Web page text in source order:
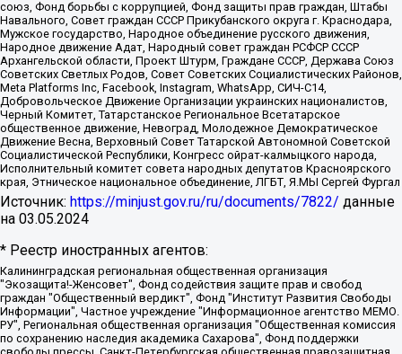
союз, Фонд борьбы с коррупцией, Фонд защиты прав граждан, Штабы
Навального, Совет граждан СССР Прикубанского округа г. Краснодара,
Мужское государство, Народное объединение русского движения,
Народное движение Адат, Народный совет граждан РСФСР СССР
Архангельской области, Проект Штурм, Граждане СССР, Держава Союз
Советских Светлых Родов, Совет Советских Социалистических Районов,
Meta Platforms Inc, Facebook, Instagram, WhatsApp, СИЧ-С14,
Добровольческое Движение Организации украинских националистов,
Черный Комитет, Татарстанское Региональное Всетатарское
общественное движение, Невоград, Молодежное Демократическое
Движение Весна, Верховный Совет Татарской Автономной Советской
Социалистической Республики, Конгресс ойрат-калмыцкого народа,
Исполнительный комитет совета народных депутатов Красноярского
края, Этническое национальное объединение, ЛГБТ, Я.МЫ Сергей Фургал
Источник: https://minjust.gov.ru/ru/documents/7822/ данные
на 03.05.2024
* Реестр иностранных агентов:
Калининградская региональная общественная организация "Экозащита!-Женсовет", Фонд содействия защите прав и свобод граждан "Общественный вердикт", Фонд "Институт Развития Свободы Информации", Частное учреждение "Информационное агентство МЕМО. РУ", Региональная общественная организация "Общественная комиссия по сохранению наследия академика Сахарова", Фонд поддержки свободы прессы, Санкт-Петербургская общественная правозащитная организация "Гражданский контроль", Межрегиональная общественная организация "Информационно-просветительский центр "Мемориал", Региональный Фонд "Центр Защиты Прав Средств Массовой Информации", с 05.12.2023 Фонд "Центр Защиты Прав Средств массовой информации", Региональная общественная благотворительная организация помощи беженцам и мигрантам "Гражданское содействие", Негосударственное образовательное учреждение дополнительного профессионального образования (повышение квалификации) специалистов "АКАДЕМИЯ ПО ПРАВАМ ЧЕЛОВЕКА", Свердловская региональная общественная организация "Сутяжник", Автономная некоммерческая организация "Центр независимых социологических исследований", Союз общественных объединений "Российский исследовательский центр по правам человека", Региональное общественное учреждение научно-информационный центр "МЕМОРИАЛ", Некоммерческая организация "Фонд защиты гласности", Автономная некоммерческая организация "Институт прав человека", Городская общественная организация "Екатеринбургское общество "МЕМОРИАЛ", Городская общественная организация "Рязанское историко-просветительское и правозащитное общество "Мемориал" (Рязанский Мемориал), Челябинский региональный орган общественной самодеятельности – женское общественное объединение "Женщины Евразии", Челябинский региональный орган общественной самодеятельности "Уральская правозащитная группа", Фонд содействия защите здоровья и социальной справедливости имени Андрея Рылькова, Автономная Некоммерческая Организация "Аналитический Центр Юрия Левады", Автономная некоммерческая организация социальной поддержки населения "Проект Апрель", Региональная общественная организация помощи женщинам и детям, находящимся в кризисной ситуации "Информационно-методический центр "Анна", Фонд содействия развитию массовых коммуникаций и правовому просвещению "Так-так-Так", Фонд содействия устойчивому развитию "Серебряная тайга", Свердловский региональный общественный фонд социальных проектов "Новое время", "Idel.Реалии", Кавказ.Реалии, Крым.Реалии, Телеканал Настоящее Время, Татаро-башкирская служба Радио Свобода (Azatliq Radiosi), Радио Свободная Европа/Радио Свобода (PCE/PC), "Сибирь.Реалии", "Фактограф", Благотворительный фонд помощи осужденным и их семьям, Автономная некоммерческая организация "Институт глобализации и социальных движений", Фонд "В защиту прав заключенных", Частное учреждение "Центр поддержки и содействия развитию средств массовой информации", Пензенский региональный общественный благотворительный фонд "Гражданский союз", "Север.Реалии", Некоммерческая организация Фонд "Правовая инициатива", Общество с ограниченной ответственностью "Радио Свободная Европа/Радио Свобода", Чешское информационное агентство "MEDIUM-ORIENT", Красноярская региональная общественная организация "Мы против СПИДа", Камалягин Денис Николаевич, Маркелов Сергей Евгеньевич, Пономарев Лев Александрович, Савицкая Людмила Алексеевна, Автономная некоммерческая организация "Центр по работе с проблемой насилия "НАСИЛИЮ.НЕТ", Межрегиональный профессиональный союз работников здравоохранения "Альянс врачей", Юридическое лицо, зарегистрированное в Латвийской Республике, SIA "Medusa Project" (регистрационный номер 40103797863, дата регистрации 10.06.2014), Некоммерческая организация "Фонд по борьбе с коррупцией", Автономная некоммерческая организация "Институт права и публичной политики", Баданин Роман Сергеевич, Гликин Максим Александрович, Железнова Мария Михайловна, Лукьянова Юлия Сергеевна, Маетная Елизавета Витальевна, Маняхин Петр Борисович, Чуракова Ольга Владимировна, Ярош Юлия Петровна, Юридическое лицо "The Insider SIA", зарегистрированное в Риге, Латвийская Республика (дата регистрации 26.06.2015), являющееся администратором доменного имени интернет-издания "The Insider SIA", https://theins.ru, Постернак Алексей Евгеньевич, Рубин Михаил Аркадьевич, Анин Роман Александрович, Юридическое лицо Istories fonds, зарегистрированное в Латвийской Республике (регистрационный номер 50008295751, дата регистрации 24.02.2020), Великовский Дмитрий Александрович, Долинина Ирина Николаевна, Мароховская Алеся Алексеевна, Шлейнов Роман Юрьевич, Шмагун Олеся Валентиновна, Общество с ограниченной ответственностью "Альтаир 2021", Общество с ограниченной ответственностью "Вега 2021", Общество с ограниченной ответственностью "Главный редактор 2021", Общество с ограниченной ответственностью "Ромашки монолит", Важенков Артем Валерьевич, Ивановская областная общественная организация "Центр гендерных исследований", Гурман Юрий Альбертович, Медиапроект "ОВД-Инфо", Егоров Владимир Владимирович, Жилинский Владимир Александрович, Общество с ограниченной ответственностью "ЗП", Иванова София Юрьевна, Карезина Инна Павловна, Кильтау Екатерина Викторовна, Петров Алексей Викторович, Пискунов Сергей Евгеньевич, Смирнов Сергей Сергеевич, Тихонов Михаил Сергеевич, Общество с ограниченной ответственностью "ЖУРНАЛИСТ-ИНОСТРАННЫЙ АГЕНТ", Арапова Галина Юрьевна, Вольтская Татьяна Анатольевна, Американская компания "Mason G.E.S. Anonymous Foundation" (США), являющаяся владельцем интернет-издания https://mnews.world/, Компания "Stichting Bellingcat", зарегистрированная в Нидерландах (дата регистрации 11.07.2018), Захаров Андрей Вячеславович, Клепиковская Екатерина Дмитриевна, Общество с ограниченной ответственностью "МЕМО", Перл Роман Александрович, Симонов Евгений Алексеевич, Соловьева Елена Анатольевна, Сотников Даниил Владимирович, Сурначева Елизавета Дмитриевна, Автономная некоммерческая организация по защите прав человека и информированию населения "Якутия – Наше Мнение", Общество с ограниченной ответственностью "Москоу диджитал медиа", с 26.01.2023 Общество с ограниченной ответственностью "Чайка Белые сады", Ветошкина Валерия Валерьевна, Заговора Максим Александрович, Межрегиональное общественное движение "Российская ЛГБТ - сеть", Оленичев Максим Владимирович, Павлов Иван Юрьевич, Скворцова Елена Сергеевна, Общество с ограниченной ответственностью "Как бы инагент", Кочетков Игорь Викторович, Общество с ограниченной ответственностью "Честные выборы", Еланчик Олег Александрович, Общество с ограниченной ответственностью "Нобелевский призыв", Гималова Регина Эмилевна, Григорьев Андрей Валерьевич, Григорьева Алина Александровна, Ассоциация по содействию защите прав призывников, альтернативнослужащих и военнослужащих "Правозащитная группа "Гражданин.Армия.Право", Хисамова Регина Фаритовна, Автономная некоммерческая организация по реализации социально-правовых программ "Лилит", Дальневосточное общественное движение "Маяк", Санкт-Петербургская ЛГБТ-инициативная группа "Выход", Инициативная группа ЛГБТ+ "Реверс", Алексеев Андрей Викторович, Бекбулатова Таисия Львовна, Беляев Иван Михайлович, Владыкина Елена Сергеевна, Гельман Марат Александрович, Никульшина Вероника Юрьевна, Толоконникова Надежда Андреевна, Шендерович Виктор Анатольевич, Общество с ограниченной ответственностью "Данное сообщение", Общество с ограниченной ответственностью Издательский дом "Новая глава", Айнбиндер Александра Александровна, Московский комьюнити-центр для ЛГБТ+инициатив, Благотворительный фонд развития филантропии, Deutsche Welle (Германия, Kurt-Schumacher-Strasse 3, 53113 Bonn), Борзунова Мария Михайловна, Воробьев Виктор Викторович, Голубева Анна Львовна, Константинова Алла Михайловна, Малкова Ирина Владимировна, Мурадов Мурад Абдулгалимович, Осетинская Елизавета Николаевна, Понасенков Евгений Николаевич, Ганапольский Матвей Юрьевич, Киселев Евгений Алексеевич, Борухович Ирина Григорьевна, Дремин Иван Тимофеевич, Дубровский Дмитрий Викторович, Красноярская региональная общественная организация поддержки и развития альтернативных образовательных технологий и межкультурных коммуникаций "ИНТЕРРА", Маяковская Екатерина Алексеевна, Фейгин Марк Захарович, Филимонов Андрей Викторович, Дзугкоева Регина Николаевна, Доброхотов Роман Александрович, Дудь Юрий Александрович, Елкин Сергей Владимирович, Кругликов Кирилл Игоревич, Сабунаева Мария Леонидовна, Семенов Алексей Владимирович, Шаинян Карен Багратович, Шульман Екатерина Михайловна, Асафьев Артур Валерьевич, Вахштайн Виктор Семенович, Венедиктов Алексей Алексеевич, Лушникова Екатерина Евгеньевна, Волков Леонид Михайлович, Невзоров Александр Глебович, Пархоменко Сергей Борисович, Сироткин Ярослав Николаевич, Кара-Мурза Владимир Владимирович, Баранова Наталья Владимировна, Гозман Леонид Яковлевич, Кагарлицкий Борис Юльевич, Климарев Михаил Валерьевич, Милов Владимир Станиславович, Автономная некоммерческая организация Краснодарский центр современного искусства "Типография", Моргенштерн Алишер Тагирович, Соболь Любовь Эдуардовна, Общество с ограниченной ответственностью "ЛИЗА НОРМ", Каспаров Гарри Кимович, Ходорковский Михаил Борисович, Общество с ограниченной ответственностью "Апрельские тезисы", Данилович Ирина Брониславовна, Кашин Олег Владимирович, Петров Николай Владимирович, Пивоваров Алексей Владимирович, Соколов Михаил Владимирович, Цветкова Юлия Владимировна, Чичваркин Евгений Александрович, Комитет против пыток/Команда против пыток, Общество с ограниченной ответственностью "Первый научный", Общество с ограниченной ответственностью "Вертолет и ко", Белоцерковская Вероника Борисовна, Кац Максим Евгеньевич, Лазарева Татьяна Юрьевна, Шаведдинов Руслан Табризович, Яшин Илья Валерьевич, Общество с ограниченной ответственностью "Иноагент ААВ", Алешковский Дмитрий Петрович, Альбац Евгения Марковна, Быков Дмитрий Львович, Галямина Юлия Евгеньевна, Лойко Сергей Леонидович, Мартынов Кирилл Константинович, Медведев Сергей Александрович, Крашенинников Федор Геннадиевич, Гордеева Катерина Вл